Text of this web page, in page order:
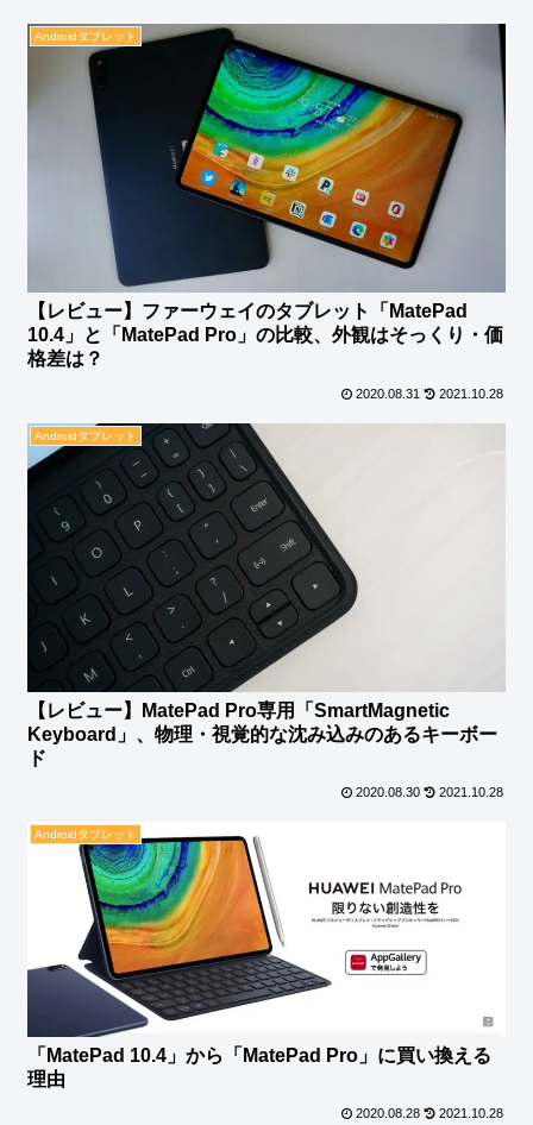
Androidタブレット
【レビュー】ファーウェイのタブレット「MatePad
10.4」と「MatePad Pro」の比較、外観はそっくり・価
格差は？
2020.08.31 2021.10.28
Androidタブレット
【レビュー】MatePad Pro専用「SmartMagnetic
Keyboard」、物理・視覚的な沈み込みのあるキーボー
ド
2020.08.30 2021.10.28
Androidタブレット
「MatePad 10.4」から「MatePad Pro」に買い換える
理由
2020.08.28 2021.10.28